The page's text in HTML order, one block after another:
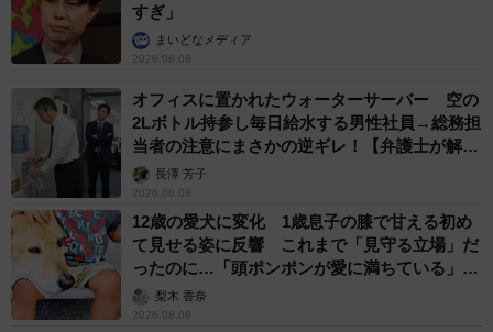
すぎ」
まいどなメディア
2026.08.08
オフィスに置かれたウォーターサーバー 空の
2Lボトル持参し毎日給水する男性社員→総務担
当者の注意にまさかの逆ギレ！【弁護士が解
説】長澤 芳子
2026.08.08
12歳の愛犬に変化 1歳息子の膝で甘える初め
て見せる姿に反響 これまで「見守る立場」だ
ったのに…「頭ポンポンが愛に満ちている」
「尊…」
梨木 香奈
2026.08.08